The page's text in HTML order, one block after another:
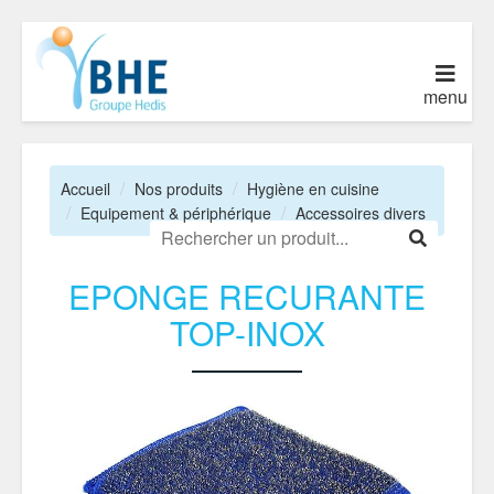
menu
Accueil Nos produits
Hygiène en cuisine
Equipement & périphérique
Accessoires divers
EPONGE RECURANTE
TOP-INOX